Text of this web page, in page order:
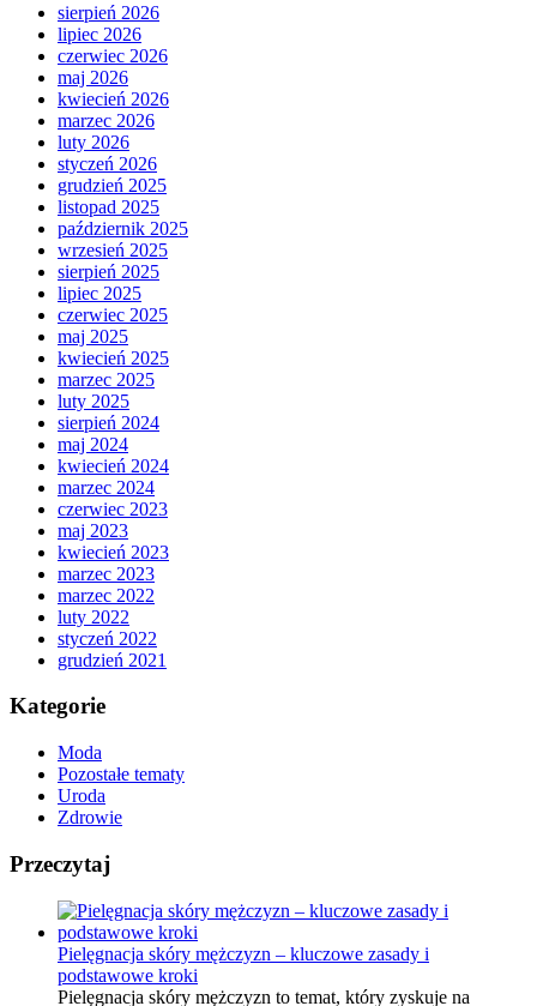
sierpień 2026
lipiec 2026
czerwiec 2026
maj 2026
kwiecień 2026
marzec 2026
luty 2026
styczeń 2026
grudzień 2025
listopad 2025
październik 2025
wrzesień 2025
sierpień 2025
lipiec 2025
czerwiec 2025
maj 2025
kwiecień 2025
marzec 2025
luty 2025
sierpień 2024
maj 2024
kwiecień 2024
marzec 2024
czerwiec 2023
maj 2023
kwiecień 2023
marzec 2023
marzec 2022
luty 2022
styczeń 2022
grudzień 2021
Kategorie
Moda
Pozostałe tematy
Uroda
Zdrowie
Przeczytaj
Pielęgnacja skóry mężczyzn – kluczowe zasady i
podstawowe kroki
Pielęgnacja skóry mężczyzn to temat, który zyskuje na